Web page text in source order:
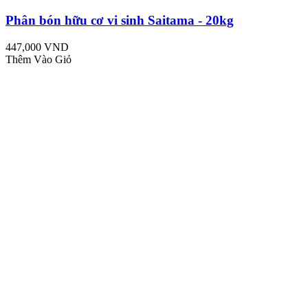
Phân bón hữu cơ vi sinh Saitama - 20kg
447,000 VND
Thêm Vào Giỏ